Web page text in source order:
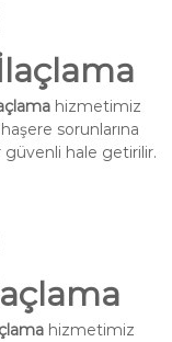
hizmetimiz
sorunlarına
güvenli hale getirilir.
hizmetimiz